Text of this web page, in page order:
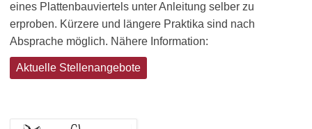
eines Plattenbauviertels unter Anleitung selber zu
erproben. Kürzere und längere Praktika sind nach
Absprache möglich. Nähere Information:
Aktuelle Stellenangebote